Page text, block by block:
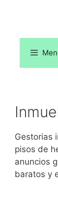
Gestorias
pisos de
anuncios
baratos y